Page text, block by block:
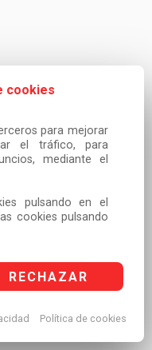
cookies
para mejorar
el tráfico, para
mediante el
pulsando en el
cookies pulsando
RECHAZAR
Política de cookies